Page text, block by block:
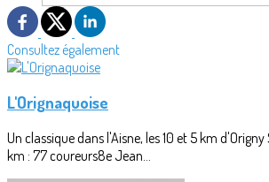
Consultez également
L'Orignaquoise
Un classique dans l'Aisne, les 10 et 5 km
km : 77 coureurs8e Jean...